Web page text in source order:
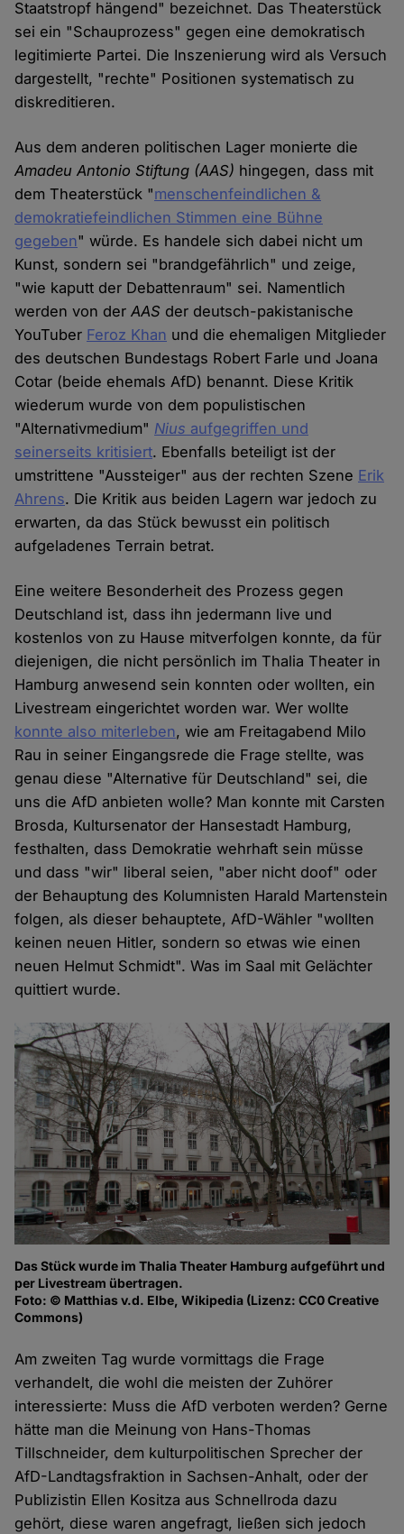
Staatstropf hängend" bezeichnet. Das Theaterstück
sei ein "Schauprozess" gegen eine demokratisch
legitimierte Partei. Die Inszenierung wird als Versuch
dargestellt, "rechte" Positionen systematisch zu
diskreditieren.
Aus dem anderen politischen Lager monierte die
Amadeu Antonio Stiftung (AAS) hingegen, dass mit
dem Theaterstück "menschenfeindlichen &
demokratiefeindlichen Stimmen eine Bühne
gegeben" würde. Es handele sich dabei nicht um
Kunst, sondern sei "brandgefährlich" und zeige,
"wie kaputt der Debattenraum" sei. Namentlich
werden von derAAS der deutsch-pakistanische
YouTuber Feroz Khan und die ehemaligen Mitglieder
des deutschen Bundestags Robert Farle und Joana
Cotar (beide ehemals AfD) benannt. Diese Kritik
wiederum wurde von dem populistischen
"Alternativmedium" Nius aufgegriffen und
seinerseits kritisiert. Ebenfalls beteiligt ist der
umstrittene "Aussteiger" aus der rechten Szene Erik
Ahrens. Die Kritik aus beiden Lagern war jedoch zu
erwarten, da das Stück bewusst ein politisch
aufgeladenes Terrain betrat.
Eine weitere Besonderheit des Prozess gegen
Deutschland ist, dass ihn jedermann live und
kostenlos von zu Hause mitverfolgen konnte, da für
diejenigen, die nicht persönlich im Thalia Theater in
Hamburg anwesend sein konnten oder wollten, ein
Livestream eingerichtet worden war. Wer wollte
konnte also miterleben, wie am Freitagabend Milo
Rau in seiner Eingangsrede die Frage stellte, was
genau diese "Alternative für Deutschland" sei, die
uns die AfD anbieten wolle? Man konnte mit Carsten
Brosda, Kultursenator der Hansestadt Hamburg,
festhalten, dass Demokratie wehrhaft sein müsse
und dass "wir" liberal seien, "aber nicht doof" oder
der Behauptung des Kolumnisten Harald Martenstein
folgen, als dieser behauptete, AfD-Wähler "wollten
keinen neuen Hitler, sondern so etwas wie einen
neuen Helmut Schmidt". Was im Saal mit Gelächter
quittiert wurde.
Das Stück wurde im Thalia Theater Hamburg aufgeführt und
per Livestream übertragen.
Foto: © Matthias v.d. Elbe, Wikipedia (Lizenz: CC0 Creative
Commons)
Am zweiten Tag wurde vormittags die Frage
verhandelt, die wohl die meisten der Zuhörer
interessierte: Muss die AfD verboten werden? Gerne
hätte man die Meinung von Hans-Thomas
Tillschneider, dem kulturpolitischen Sprecher der
AfD-Landtagsfraktion in Sachsen-Anhalt, oder der
Publizistin Ellen Kositza aus Schnellroda dazu
gehört, diese waren angefragt, ließen sich jedoch